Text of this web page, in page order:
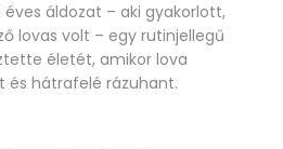
áldozat – aki gyakorlott,
lovas volt – egy rutinjellegű
életét, amikor lova
és hátrafelé rázuhant.